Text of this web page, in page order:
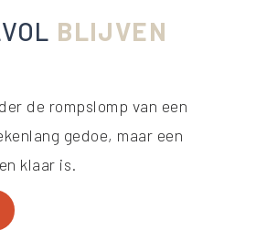
BLIJVEN
de rompslomp van een
gedoe, maar een
klaar is.